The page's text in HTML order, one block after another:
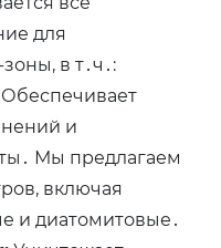
для
в т․ч․:
Обеспечивает
и
Мы предлагаем
включая
и диатомитовые․